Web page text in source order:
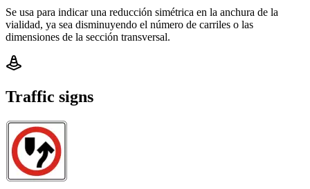
Se usa para indicar una reducción simétrica en la anchura de la
vialidad, ya sea disminuyendo el número de carriles o las
dimensiones de la sección transversal.
Traffic signs